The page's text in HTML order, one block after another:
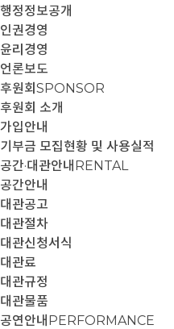
행정정보공개
인권경영
윤리경영
언론보도
후원회 SPONSOR
후원회 소개
가입안내
기부금 모집현황 및 사용실적
공간·대관안내 RENTAL
공간안내
대관공고
대관절차
대관신청서식
대관료
대관규정
대관물품
공연안내 PERFORMANCE